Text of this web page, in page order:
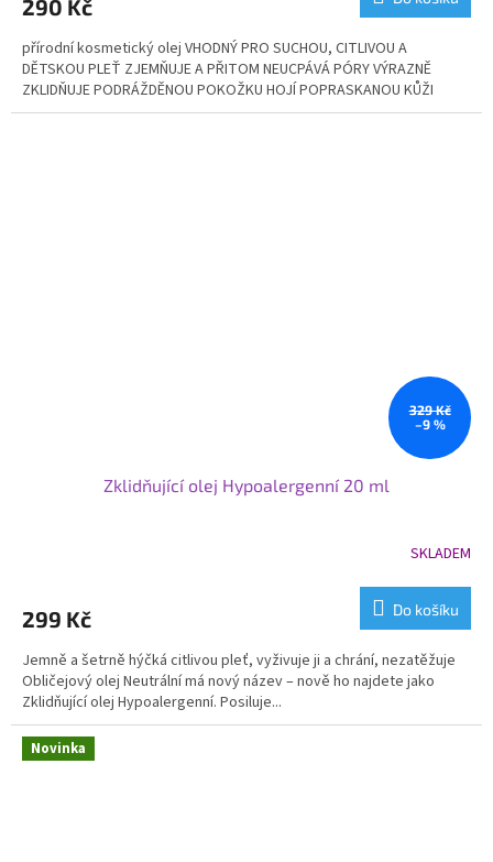
je
z
5
hvězdiček.
290 Kč
přírodní kosmetický olej VHODNÝ PRO SUCHOU, CITLIVOU A
DĚTSKOU PLEŤ ZJEMŇUJE A PŘITOM NEUCPÁVÁ PÓRY VÝRAZNĚ
ZKLIDŇUJE PODRÁŽDĚNOU POKOŽKU HOJÍ POPRASKANOU KŮŽI
329 Kč
–9 %
Zklidňující olej Hypoalergenní 20 ml
SKLADEM
299 Kč Do košíku
Jemně a šetrně hýčká citlivou pleť, vyživuje ji a chrání, nezatěžuje
Obličejový olej Neutrální má nový název – nově ho najdete jako
Zklidňující olej Hypoalergenní. Posiluje...
Novinka